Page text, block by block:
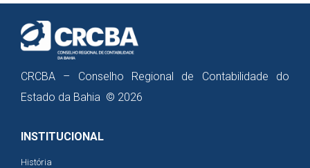
CRCBA – Conselho Regional de Contabilidade do
Estado da Bahia © 2026
INSTITUCIONAL
História